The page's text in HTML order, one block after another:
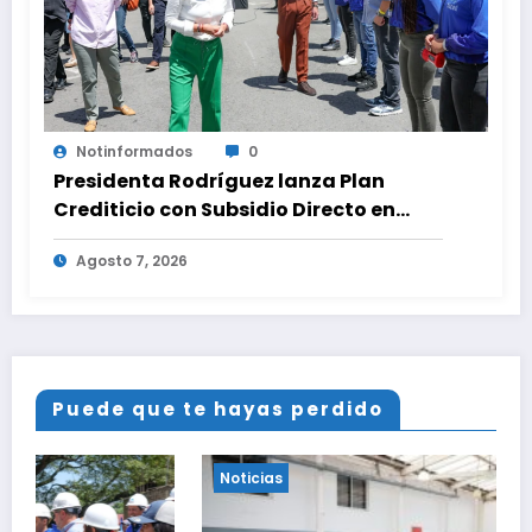
Notinformados 0
Presidenta Rodríguez lanza Plan
Crediticio con Subsidio Directo en
encuentro con Juntas de Condominio
Agosto 7, 2026
Puede que te hayas perdido
Noticias